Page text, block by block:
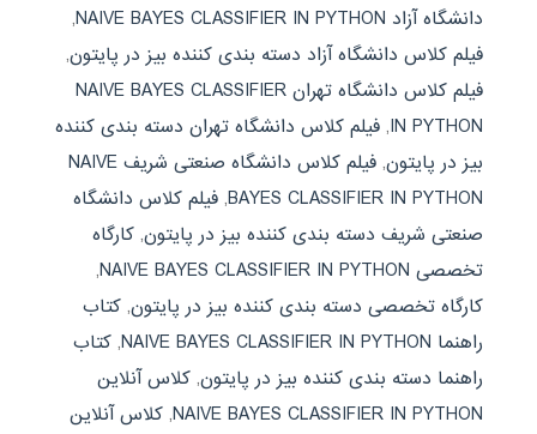
دانشگاه آزاد NAIVE BAYES CLASSIFIER IN PYTHON
,
فیلم کلاس دانشگاه آزاد دسته بندی کننده بیز در پایتون,
فیلم کلاس دانشگاه تهران NAIVE BAYES CLASSIFIER
IN PYTHON
, فیلم کلاس دانشگاه تهران دسته بندی کننده
بیز در پایتون,
فیلم کلاس دانشگاه صنعتی شریف NAIVE
BAYES CLASSIFIER IN PYTHON
, فیلم کلاس دانشگاه
صنعتی شریف دسته بندی کننده بیز در پایتون, کارگاه
تخصصی NAIVE BAYES CLASSIFIER IN PYTHON
,
کارگاه تخصصی دسته بندی کننده بیز در پایتون, کتاب
راهنما NAIVE BAYES CLASSIFIER IN PYTHON
, کتاب
راهنما دسته بندی کننده بیز در پایتون, کلاس آنلاین
NAIVE BAYES CLASSIFIER IN PYTHON
, کلاس آنلاین